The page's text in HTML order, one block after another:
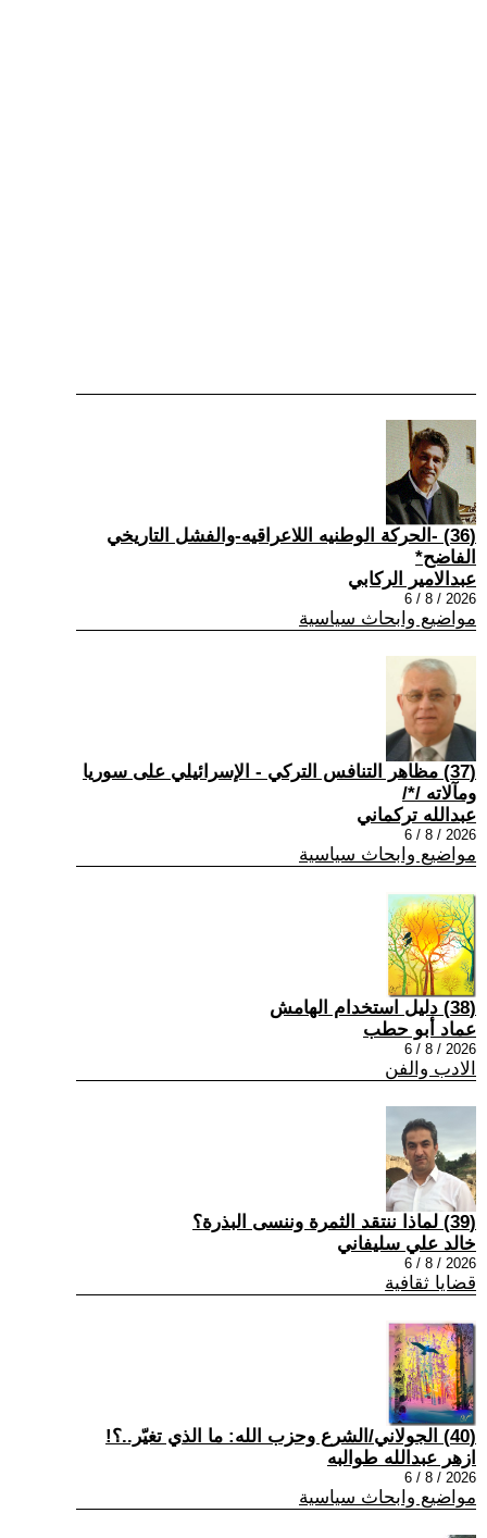
(36) -الحركة الوطنيه اللاعراقيه-والفشل التاريخي
الفاضح*
عبدالامير الركابي
2026 / 8 / 6
مواضيع وابحاث سياسية
(37) مظاهر التنافس التركي - الإسرائيلي على سوريا
ومآلاته /*/
عبدالله تركماني
2026 / 8 / 6
مواضيع وابحاث سياسية
(38) دليل استخدام الهامش
عماد أبو حطب
2026 / 8 / 6
الادب والفن
(39) لماذا ننتقد الثمرة وننسى البذرة؟
خالد علي سليفاني
2026 / 8 / 6
قضايا ثقافية
(40) الجولاني/الشرع وحزب الله: ما الذي تغيّر..؟!
ازهر عبدالله طوالبه
2026 / 8 / 6
مواضيع وابحاث سياسية